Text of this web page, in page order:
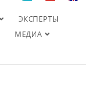
ЭКСПЕРТЫ
МЕДИА